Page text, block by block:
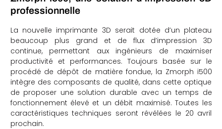
professionnelle
La nouvelle imprimante 3D serait dotée d’un plateau
beaucoup plus grand et de flux d’impression 3D
continue, permettant aux ingénieurs de maximiser
productivité et performances. Toujours basée sur le
procédé de dépôt de matière fondue, la Zmorph i500
intègre des composants de qualité, dans cette optique
de proposer une solution durable avec un temps de
fonctionnement élevé et un débit maximisé. Toutes les
caractéristiques techniques seront révélées le 20 avril
prochain.